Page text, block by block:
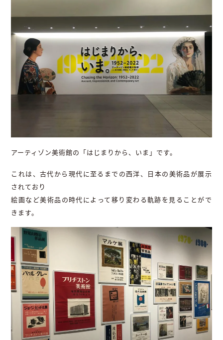
アーティゾン美術館の「はじまりから、いま」です。
これは、古代から現代に至るまでの西洋、日本の美術品が展示
されており
絵画など美術品の時代によって移り変わる軌跡を見ることがで
きます。